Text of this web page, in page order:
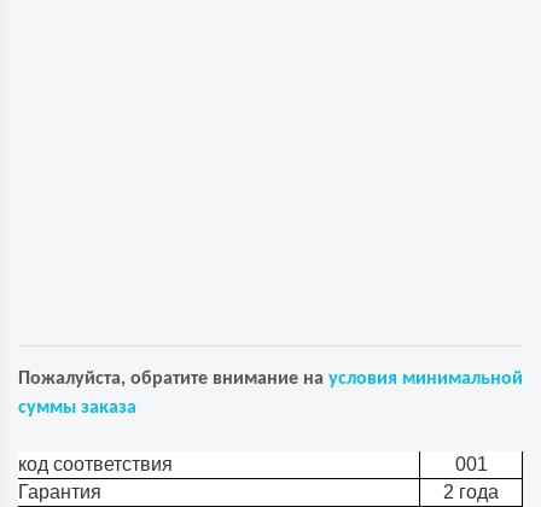
Пожалуйста, обратите внимание на условия минимальной
суммы заказа
код соответствия
001
Гарантия
2 года